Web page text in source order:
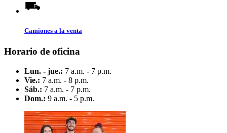
Camiones a la venta
Horario de oficina
Lun. - jue.: 7 a.m. - 7 p.m.
Vie.: 7 a.m. - 8 p.m.
Sáb.: 7 a.m. - 7 p.m.
Dom.: 9 a.m. - 5 p.m.